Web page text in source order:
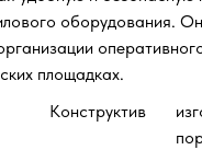
оборудования.
площадках.
Конструктив